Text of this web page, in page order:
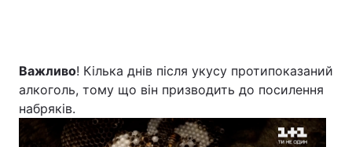
Важливо! Кілька днів після укусу протипоказаний
алкоголь, тому що він призводить до посилення
набряків.